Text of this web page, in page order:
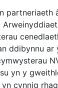
partneriaeth
ddibynnu ar
yn y
yn cynnig